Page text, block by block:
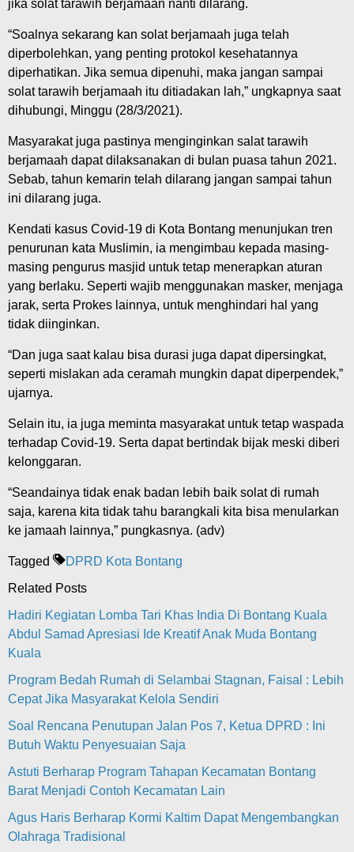
jika solat tarawih berjamaan nanti dilarang.
“Soalnya sekarang kan solat berjamaah juga telah
diperbolehkan, yang penting protokol kesehatannya
diperhatikan. Jika semua dipenuhi, maka jangan sampai
solat tarawih berjamaah itu ditiadakan lah,” ungkapnya saat
dihubungi, Minggu (28/3/2021).
Masyarakat juga pastinya menginginkan salat tarawih
berjamaah dapat dilaksanakan di bulan puasa tahun 2021.
Sebab, tahun kemarin telah dilarang jangan sampai tahun
ini dilarang juga.
Kendati kasus Covid-19 di Kota Bontang menunjukan tren
penurunan kata Muslimin, ia mengimbau kepada masing-
masing pengurus masjid untuk tetap menerapkan aturan
yang berlaku. Seperti wajib menggunakan masker, menjaga
jarak, serta Prokes lainnya, untuk menghindari hal yang
tidak diinginkan.
“Dan juga saat kalau bisa durasi juga dapat dipersingkat,
seperti mislakan ada ceramah mungkin dapat diperpendek,”
ujarnya.
Selain itu, ia juga meminta masyarakat untuk tetap waspada
terhadap Covid-19. Serta dapat bertindak bijak meski diberi
kelonggaran.
“Seandainya tidak enak badan lebih baik solat di rumah
saja, karena kita tidak tahu barangkali kita bisa menularkan
ke jamaah lainnya,” pungkasnya. (adv)
Tagged
DPRD Kota Bontang
Related Posts
Hadiri Kegiatan Lomba Tari Khas India Di Bontang Kuala
Abdul Samad Apresiasi Ide Kreatif Anak Muda Bontang
Kuala
Program Bedah Rumah di Selambai Stagnan, Faisal : Lebih
Cepat Jika Masyarakat Kelola Sendiri
Soal Rencana Penutupan Jalan Pos 7, Ketua DPRD : Ini
Butuh Waktu Penyesuaian Saja
Astuti Berharap Program Tahapan Kecamatan Bontang
Barat Menjadi Contoh Kecamatan Lain
Agus Haris Berharap Kormi Kaltim Dapat Mengembangkan
Olahraga Tradisional